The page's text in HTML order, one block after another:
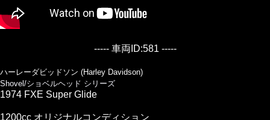
----- 車両ID:581 -----
ハーレーダビッドソン (Harley Davidson)
Shovel/ショベルヘッド シリーズ
1974 FXE Super Glide
1200cc オリジナルコンディション